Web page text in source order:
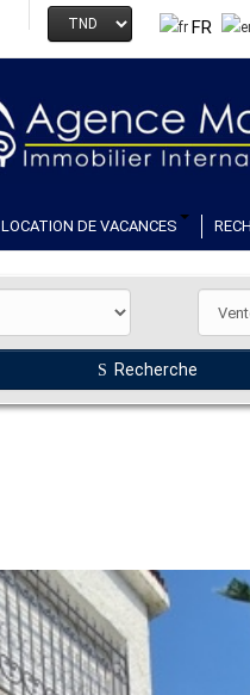
FR
LOCATION DE VACANCES
Recherche